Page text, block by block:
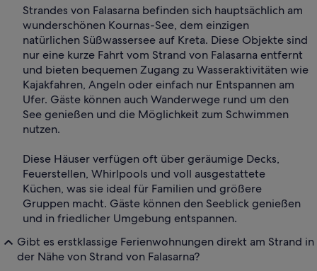
Strandes von Falasarna befinden sich hauptsächlich am
wunderschönen Kournas-See, dem einzigen
natürlichen Süßwassersee auf Kreta. Diese Objekte sind
nur eine kurze Fahrt vom Strand von Falasarna entfernt
und bieten bequemen Zugang zu Wasseraktivitäten wie
Kajakfahren, Angeln oder einfach nur Entspannen am
Ufer. Gäste können auch Wanderwege rund um den
See genießen und die Möglichkeit zum Schwimmen
nutzen.
Diese Häuser verfügen oft über geräumige Decks,
Feuerstellen, Whirlpools und voll ausgestattete
Küchen, was sie ideal für Familien und größere
Gruppen macht. Gäste können den Seeblick genießen
und in friedlicher Umgebung entspannen.
Gibt es erstklassige Ferienwohnungen direkt am Strand in
der Nähe von Strand von Falasarna?